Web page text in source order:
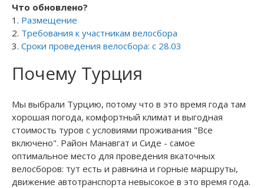
Что обновлено?
1. Размещение
2. Требования к участникам велосбора
3. Сроки проведения велосбора: с 28.03
Почему Турция
Мы выбрали Турцию, потому что в это время года там
хорошая погода, комфортный климат и выгодная
стоимость туров с условиями проживания "Все
включено". Район Манавгат и Сиде - самое
оптимальное место для проведения вкаточных
велосборов: тут есть и равнина и горные маршруты,
движение автотранспорта невысокое в это время года.